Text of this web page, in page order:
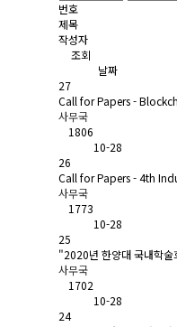
번호
제목
작성자
조회
날짜
27
Call for Papers -
사무국
1806
10-28
26
Call for Papers - 4th
사무국
1773
10-28
25
"2020년 한양대 국내학술
사무국
1702
10-28
24